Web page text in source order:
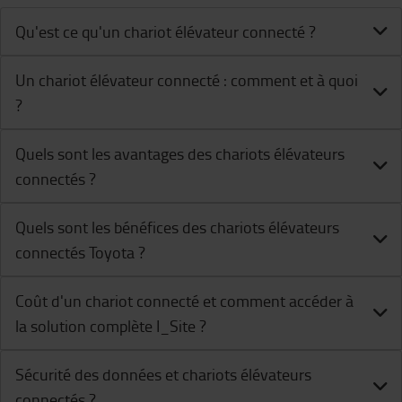
Qu'est ce qu'un chariot élévateur connecté ?
Un chariot élévateur connecté : comment et à quoi
?
Quels sont les avantages des chariots élévateurs
connectés ?
Quels sont les bénéfices des chariots élévateurs
connectés Toyota ?
Coût d'un chariot connecté et comment accéder à
la solution complète I_Site ?
Sécurité des données et chariots élévateurs